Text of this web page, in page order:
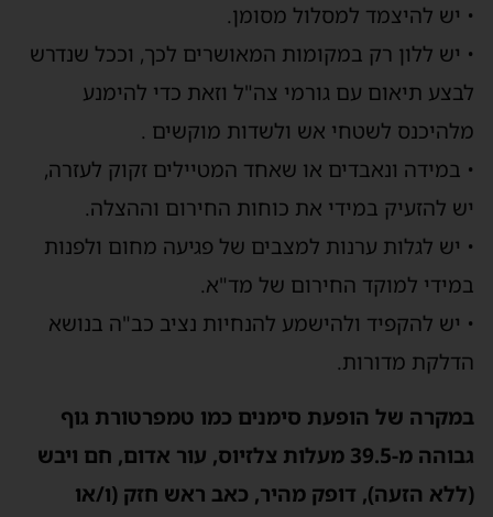
• יש להיצמד למסלול מסומן.
• יש ללון רק במקומות המאושרים לכך, וככל שנדרש
לבצע תיאום עם גורמי צה"ל וזאת כדי להימנע
מלהיכנס לשטחי אש ולשדות מוקשים .
• במידה ונאבדים או שאחד המטיילים זקוק לעזרה,
יש להזעיק במידי את כוחות החירום וההצלה.
• יש לגלות ערנות למצבים של פגיעה מחום ולפנות
במידי למוקד החירום של מד"א.
• יש להקפיד ולהישמע להנחיות נציב כב"ה בנושא
הדלקת מדורות.
במקרה של הופעת סימנים כמו טמפרטורת גוף
גבוהה מ-39.5 מעלות צלזיוס, עור אדום, חם ויבש
(ללא הזעה), דופק מהיר, כאב ראש חזק (ו/או